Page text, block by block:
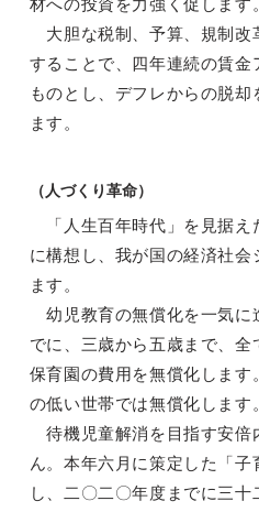
材への投資を力強く促します。
大胆な税制、予算、規制改
することで、四年連続の賃金
ものとし、デフレからの脱
ます。
（人づくり革命）
「人生百年時代」を見据え
に構想し、我が国の経済社会
ます。
幼児教育の無償化を一気に
でに、三歳から五歳まで、
保育園の費用を無償化しま
の低い世帯では無償化します。
待機児童解消を目指す安倍
ん。本年六月に策定した「
し、二〇二〇年度までに三